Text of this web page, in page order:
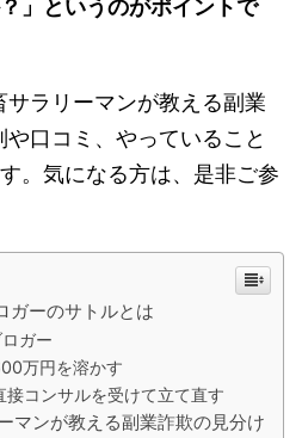
」というのがポイントで
ラリーマンが教える副業
口コミ、やっていること
。気になる方は、是非ご参
ガーのサトルとは
ガー
万円を溶かす
接コンサルを受けて立て直す
マンが教える副業詐欺の見分け